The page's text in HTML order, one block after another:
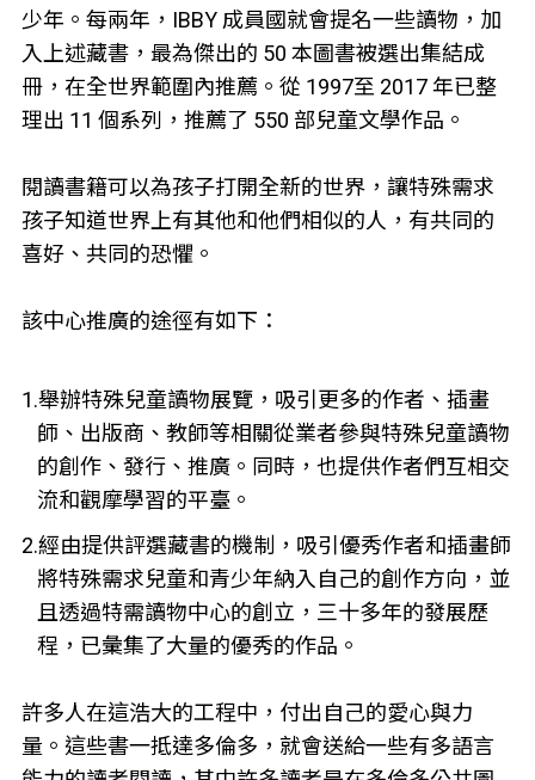
少年。每兩年，IBBY 成員國就會提名一些讀物，加
入上述藏書，最為傑出的 50 本圖書被選出集結成
冊，在全世界範圍內推薦。從 1997至 2017 年已整
理出 11 個系列，推薦了 550 部兒童文學作品。
閱讀書籍可以為孩子打開全新的世界，讓特殊需求
孩子知道世界上有其他和他們相似的人，有共同的
喜好、共同的恐懼。
該中心推廣的途徑有如下：
1.舉辦特殊兒童讀物展覽，吸引更多的作者、插畫
師、出版商、教師等相關從業者參與特殊兒童讀物
的創作、發行、推廣。同時，也提供作者們互相交
流和觀摩學習的平臺。
2.經由提供評選藏書的機制，吸引優秀作者和插畫師
將特殊需求兒童和青少年納入自己的創作方向，並
且透過特需讀物中心的創立，三十多年的發展歷
程，已彙集了大量的優秀的作品。
許多人在這浩大的工程中，付出自己的愛心與力
量。這些書一抵達多倫多，就會送給一些有多語言